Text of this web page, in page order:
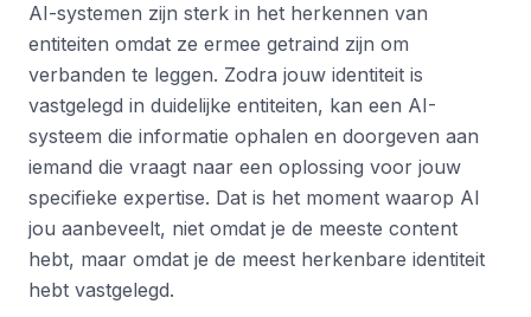
AI-systemen zijn sterk in het herkennen van
entiteiten omdat ze ermee getraind zijn om
verbanden te leggen. Zodra jouw identiteit is
vastgelegd in duidelijke entiteiten, kan een AI-
systeem die informatie ophalen en doorgeven aan
iemand die vraagt naar een oplossing voor jouw
specifieke expertise. Dat is het moment waarop AI
jou aanbeveelt, niet omdat je de meeste content
hebt, maar omdat je de meest herkenbare identiteit
hebt vastgelegd.